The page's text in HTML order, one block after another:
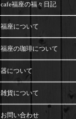
cafe福座の福々日記
福座について
福座の珈琲について
器について
雑貨について
お問い合わせ